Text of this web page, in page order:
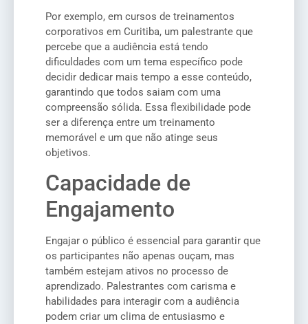
Por exemplo, em cursos de treinamentos
corporativos em Curitiba, um palestrante que
percebe que a audiência está tendo
dificuldades com um tema específico pode
decidir dedicar mais tempo a esse conteúdo,
garantindo que todos saiam com uma
compreensão sólida. Essa flexibilidade pode
ser a diferença entre um treinamento
memorável e um que não atinge seus
objetivos.
Capacidade de
Engajamento
Engajar o público é essencial para garantir que
os participantes não apenas ouçam, mas
também estejam ativos no processo de
aprendizado. Palestrantes com carisma e
habilidades para interagir com a audiência
podem criar um clima de entusiasmo e